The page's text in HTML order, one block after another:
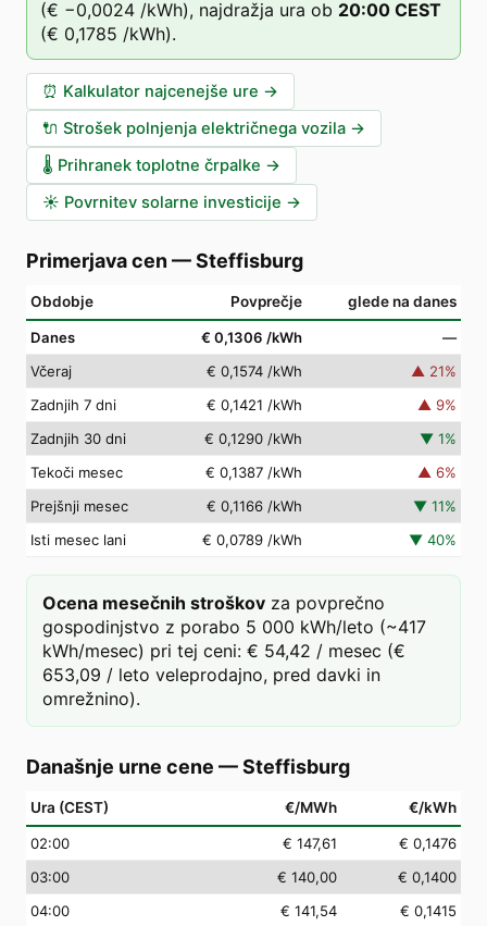
(€ −0,0024 /kWh), najdražja ura ob 20:00 CEST
(€ 0,1785 /kWh).
⏰ Kalkulator najcenejše ure →
🔌 Strošek polnjenja električnega vozila →
🌡️ Prihranek toplotne črpalke →
☀️ Povrnitev solarne investicije →
Primerjava cen —Steffisburg
Obdobje Povprečje glede na danes
Danes € 0,1306 /kWh
—
Včeraj
€ 0,1574 /kWh ▲ 21%
Zadnjih 7 dni
€ 0,1421 /kWh ▲ 9%
Zadnjih 30 dni
€ 0,1290 /kWh ▼ 1%
Tekoči mesec
€ 0,1387 /kWh ▲ 6%
Prejšnji mesec
€ 0,1166 /kWh ▼ 11%
Isti mesec lani
€ 0,0789 /kWh ▼ 40%
Ocena mesečnih stroškov za povprečno
gospodinjstvo z porabo 5 000 kWh/leto (~417
kWh/mesec) pri tej ceni: € 54,42 / mesec (€
653,09 / leto veleprodajno, pred davki in
omrežnino).
Današnje urne cene —Steffisburg
Ura (CEST) €/MWh €/kWh
02:00 € 147,61
€ 0,1476
03:00 € 140,00
€ 0,1400
04:00 € 141,54
€ 0,1415